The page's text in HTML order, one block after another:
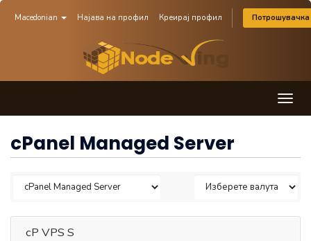
Macedonian Најава на профил Креирај профил
cPanel Managed Server
cP VPS S